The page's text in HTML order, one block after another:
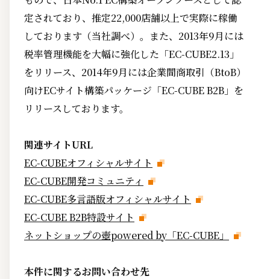
定されており、推定22,000店舗以上で実際に稼働
しております（当社調べ）。また、2013年9月には
税率管理機能を大幅に強化した「EC-CUBE2.13」
をリリース、2014年9月には企業間商取引（BtoB）
向けECサイト構築パッケージ「EC-CUBE B2B」を
リリースしております。
関連サイトURL
EC-CUBEオフィシャルサイト
EC-CUBE開発コミュニティ
EC-CUBE多言語版オフィシャルサイト
EC-CUBE B2B特設サイト
ネットショップの壺powered by「EC-CUBE」
本件に関するお問い合わせ先